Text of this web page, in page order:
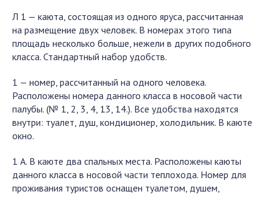
Л 1 — каюта, состоящая из одного яруса, рассчитанная
на размещение двух человек. В номерах этого типа
площадь несколько больше, нежели в других подобного
класса. Стандартный набор удобств.
1 — номер, рассчитанный на одного человека.
Расположены номера данного класса в носовой части
палубы. (№ 1, 2, 3, 4, 13, 14.). Все удобства находятся
внутри: туалет, душ, кондиционер, холодильник. В каюте
окно.
1 А. В каюте два спальных места. Расположены каюты
данного класса в носовой части теплохода. Номер для
проживания туристов оснащен туалетом, душем,